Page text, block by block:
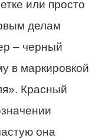
или просто
делам
– черный
в маркировкой
Красный
она